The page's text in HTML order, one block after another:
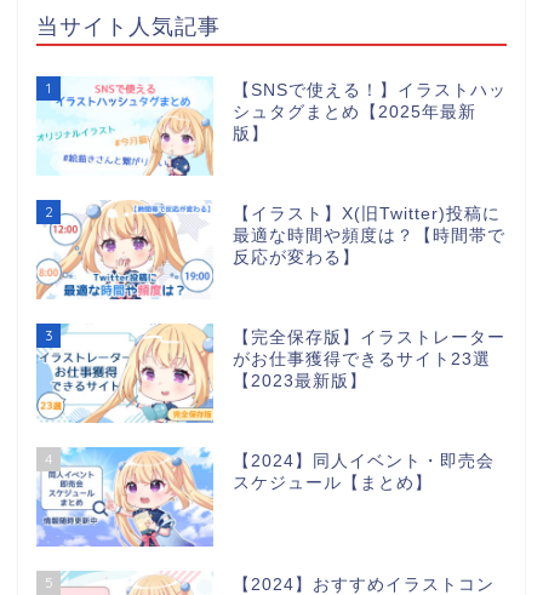
当サイト人気記事
1
【SNSで使える！】イラストハッ
シュタグまとめ【2025年最新
版】
2
【イラスト】X(旧Twitter)投稿に
最適な時間や頻度は？【時間帯で
反応が変わる】
3
【完全保存版】イラストレーター
がお仕事獲得できるサイト23選
【2023最新版】
4
【2024】同人イベント・即売会
スケジュール【まとめ】
5
【2024】おすすめイラストコン